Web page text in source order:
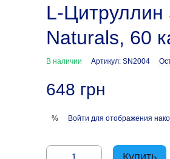
L-Цитруллин
Naturals, 60
В наличии Артикул: SN2004
648 грн
% Войти для отображения
Купить